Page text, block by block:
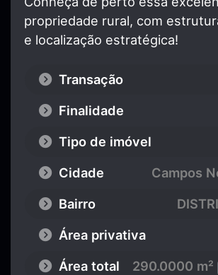
propriedade rural, com
e localização estratégica!
Transação
Finalidade
Tipo de imóvel
Cidade
Campos
Bairro
Área privativa
Área total
290.0000 m²